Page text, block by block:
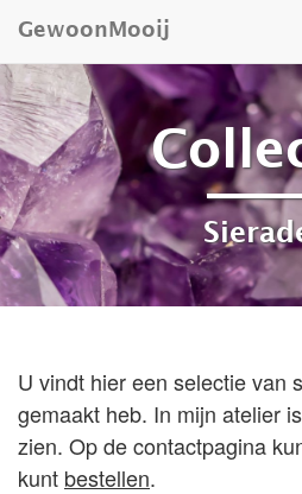
GewoonMooij
U vindt hier een selectie van
gemaakt heb. In mijn atelier
zien. Op de contactpagina
kunt bestellen.